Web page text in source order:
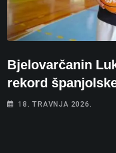
Bjelovarčanin
rekord
18. TRAVNJA 2026.